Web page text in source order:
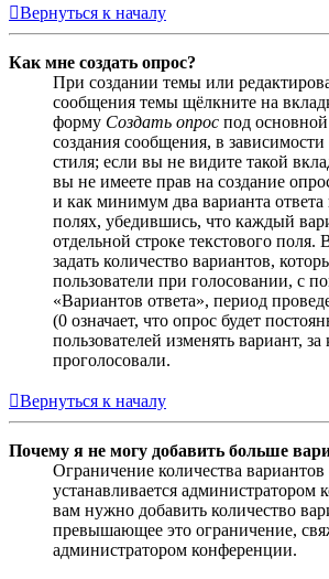
Вернуться к началу
Как мне создать опрос?
При создании темы или
сообщения темы щёлкните на
форму Создать опрос под
создания сообщения, в зависимости
стиля; если вы не видите такой
вы не имеете прав на создание
и как минимум два варианта
полях, убедившись, что каждый
отдельной строке текстового
задать количество вариантов,
пользователи при голосовании, с
«Вариантов ответа», период
(0 означает, что опрос будет
пользователей изменять вариант,
проголосовали.
Вернуться к началу
Почему я не могу добавить больше
Ограничение количества вариантов
устанавливается администратором
вам нужно добавить количество
превышающее это ограничение,
администратором конференции.